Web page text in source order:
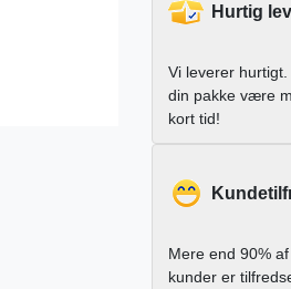
Hurtig
Vi leverer
din pakke være
kort tid!
Mere end 90%
kunder er